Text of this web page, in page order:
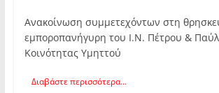
Ανακοίνωση συμμετεχόντων στη
εμποροπανήγυρη του Ι.Ν. Πέτρου &
Κοινότητας Υμηττού
Διαβάστε περισσότερα...